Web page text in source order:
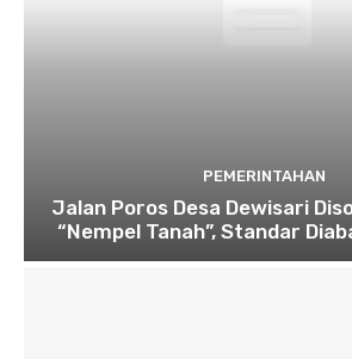
PEMERINTAHAN
Jalan Poros Desa Dewisari
“Nempel Tanah”, Standar